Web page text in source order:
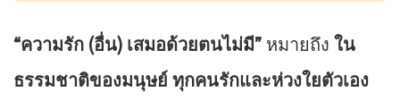
“ความรัก (อื่น) เสมอด้วยตนไม่มี”หมายถึงใน
ธรรมชาติของมนุษย์ ทุกคนรักและห่วงใยตัวเอง